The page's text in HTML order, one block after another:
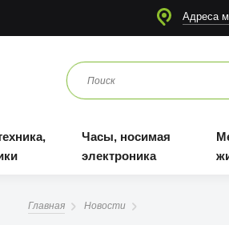
Адреса
Часы, носимая
электроника
Главная Новости